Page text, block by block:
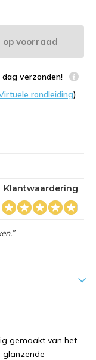
op voorraad
verzonden!
rondleiding)
Klantwaardering
gemaakt van het
glanzende